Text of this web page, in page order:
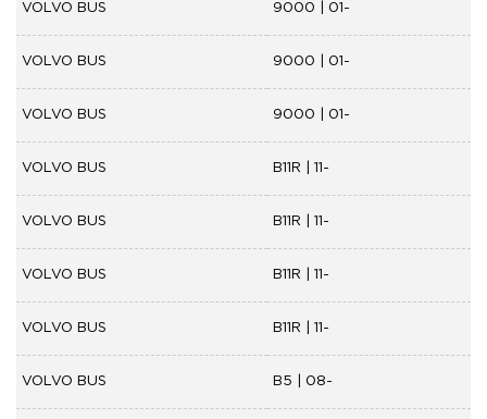
VOLVO BUS 9000 | 01-
VOLVO BUS 9000 | 01-
VOLVO BUS 9000 | 01-
VOLVO BUS B11R | 11-
VOLVO BUS B11R | 11-
VOLVO BUS B11R | 11-
VOLVO BUS B11R | 11-
VOLVO BUS B5 | 08-